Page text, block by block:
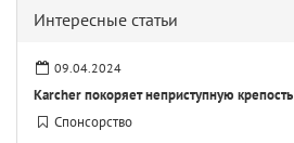
Интересные статьи
09.04.2024
Karcher покоряет неприступную крепость
Спонсорство